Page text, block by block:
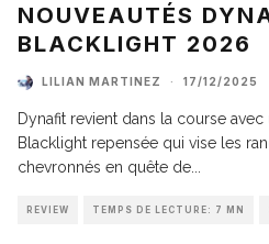
NOUVEAUTÉS
BLACKLIGHT 2026
LILIAN MARTINEZ · 17/12/2025
Dynafit revient dans la course
Blacklight repensée qui vise les
chevronnés en quête de
REVIEW TEMPS DE LECTURE: 7 MN